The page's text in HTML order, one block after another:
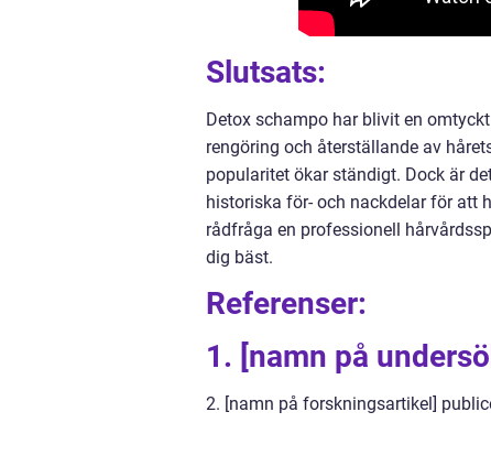
Slutsats:
Detox schampo har blivit en
rengöring och återställande av
popularitet ökar ständigt. Dock är
historiska för- och nackdelar för att
rådfråga en professionell
dig bäst.
Referenser:
1. [namn på
2. [namn på forskningsartikel]